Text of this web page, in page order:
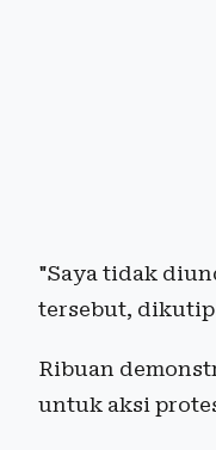
"Saya tidak
tersebut, dikutip
Ribuan
untuk aksi